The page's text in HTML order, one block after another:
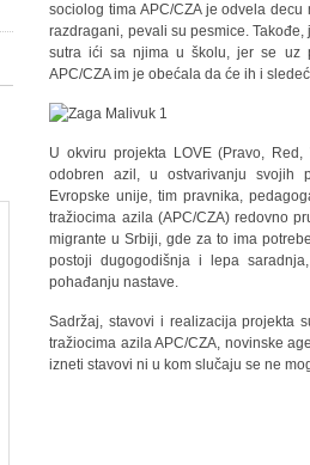
sociolog tima APC/CZA je odvela
razdragani, pevali su pesmice.
sutra ići sa njima u školu, jer se uz
APC/CZA im je obećala da će ih i
U okviru projekta LOVE (Pravo,
odobren azil, u ostvarivanju svojih
Evropske unije, tim pravnika,
tražiocima azila (APC/CZA) redovno
migrante u Srbiji, gde za to ima
postoji dugogodišnja i lepa
pohađanju nastave.
Sadržaj, stavovi i realizacija projekta
tražiocima azila APC/CZA, novinske
izneti stavovi ni u kom slučaju se ne